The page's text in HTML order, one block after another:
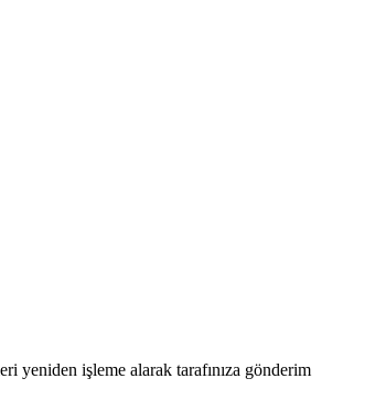
yeniden işleme alarak tarafınıza gönderim